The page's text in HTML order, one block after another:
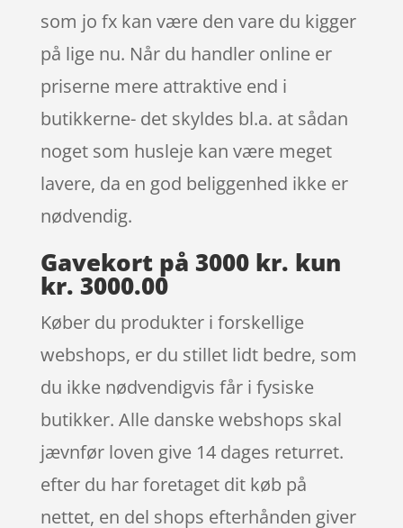
som jo fx kan være den vare du kigger
på lige nu. Når du handler online er
priserne mere attraktive end i
butikkerne- det skyldes bl.a. at sådan
noget som husleje kan være meget
lavere, da en god beliggenhed ikke er
nødvendig.
Gavekort på 3000 kr. kun
kr. 3000.00
Køber du produkter i forskellige
webshops, er du stillet lidt bedre, som
du ikke nødvendigvis får i fysiske
butikker. Alle danske webshops skal
jævnfør loven give 14 dages returret.
efter du har foretaget dit køb på
nettet, en del shops efterhånden giver